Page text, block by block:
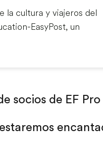
la cultura y viajeros del
EasyPost, un
socios de EF